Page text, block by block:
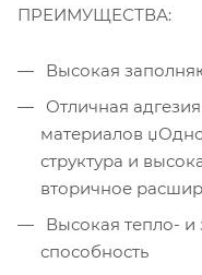
ПРЕИМУЩЕСТВА:
Высокая
Отличная
материалов
структура и
вторичное
Высокая тепло-
способность